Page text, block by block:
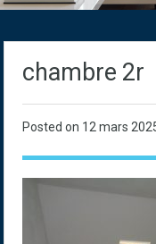
chambre 2r
Posted on 12 mars